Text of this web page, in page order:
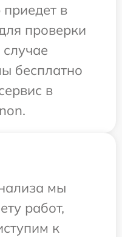
в
проверки
бесплатно
в
мы
работ,
к